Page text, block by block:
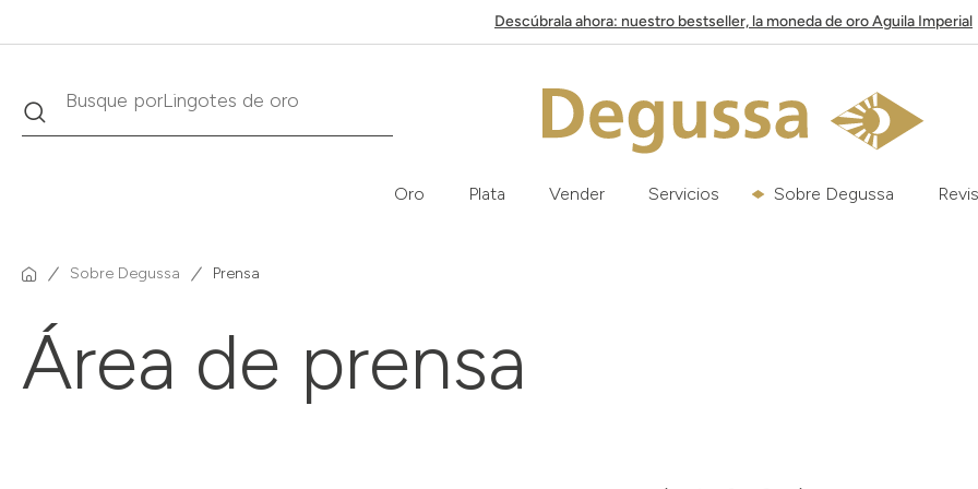
Descúbrala ahora: nuestro bestseller, la moneda de oro Aguila Imperial
BuscarBusque por
Krugerrand
Oro Plata Vender Servicios Sobre Degussa
Sobre Degussa Prensa
Área de prensa